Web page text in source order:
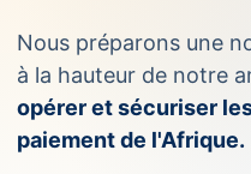
Nous préparons une
à la hauteur de notre
opérer et sécuriser
paiement de l'Afrique.